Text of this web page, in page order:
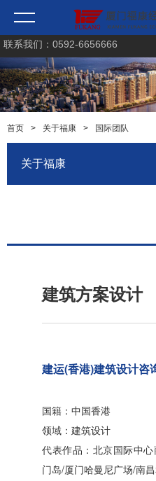
联系我们：0592-6656666
首页 > 关于福康 > 国际团队
关于福康
建筑方案设计
建运(香港)建筑设计咨
国籍：中国香港
领域：建筑设计
代表作品：北京国际中
门岛/厦门哈曼尼广场/南